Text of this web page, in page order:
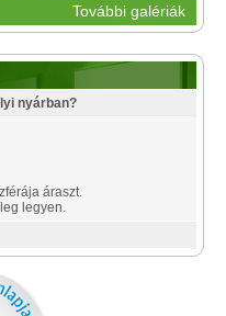
További galériák
nyárban?
áraszt.
legyen.